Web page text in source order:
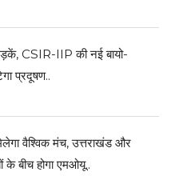
CSIR-IIP की नई बायो-
प्रदूषण..
वैश्विक मंच, उत्तराखंड और
के बीच होगा एमओयू..